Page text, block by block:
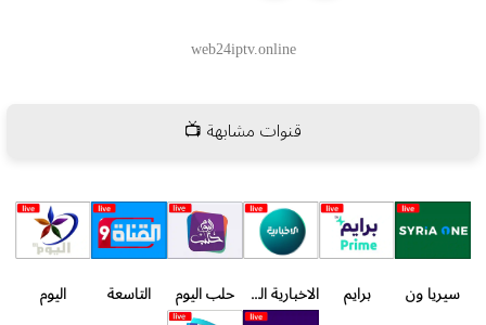
قنوات مشابهة 📺
سيريا ون برايم الاخبارية السورية حلب اليوم التاسعة اليوم